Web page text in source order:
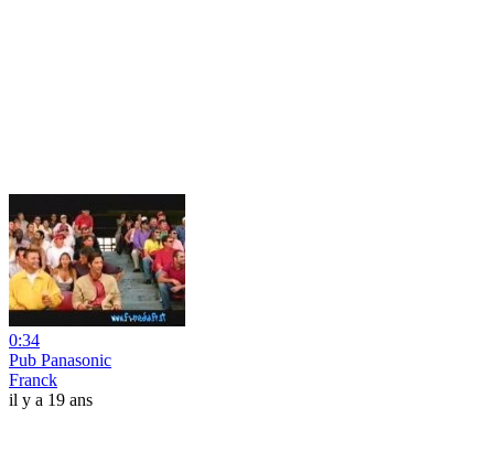
0:34
Pub Panasonic
Franck
il y a 19 ans